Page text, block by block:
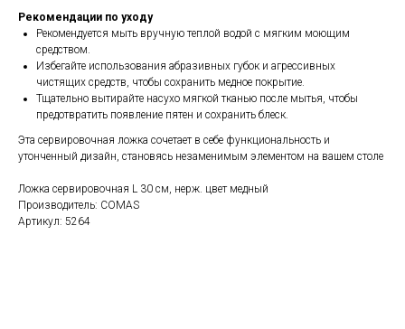
Рекомендации по уходу
Рекомендуется мыть вручную теплой водой с мягким моющим
средством.
Избегайте использования абразивных губок и агрессивных
чистящих средств, чтобы сохранить медное покрытие.
Тщательно вытирайте насухо мягкой тканью после мытья, чтобы
предотвратить появление пятен и сохранить блеск.
Эта сервировочная ложка сочетает в себе функциональность и
утонченный дизайн, становясь незаменимым элементом на вашем столе
Ложка сервировочная L 30 см, нерж. цвет медный
Производитель: COMAS
Артикул: 5264